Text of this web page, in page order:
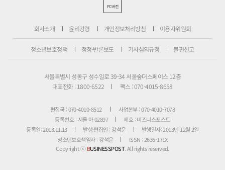
PC버전
회사소개 윤리강령 개인정보처리방침 이용자위원회
청소년보호정책 정정·반론보도 기사심의규정 불편신고
서울특별시 성동구 성수일로 39-34 서울숲더스페이스 12층
대표전화 : 1800-6522
팩스 : 070-4015-8658
편집국 : 070-4010-8512
사업본부 : 070-4010-7078
등록번호 : 서울 아 02897
제호 : 비즈니스포스트
등록일: 2013.11.13
발행·편집인 : 강석운
발행일자: 2013년 12월 2일
청소년보호책임자 : 강석운
ISSN : 2636-171X
Copyright ⓒBUSINESSPOST. All rights reserved.